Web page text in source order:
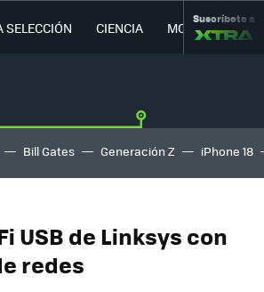
SELECCIÓN CIENCIA MOVILIDAD
Suscríbete a
Bill Gates Generación Z iPhone 18
USB de Linksys con
redes